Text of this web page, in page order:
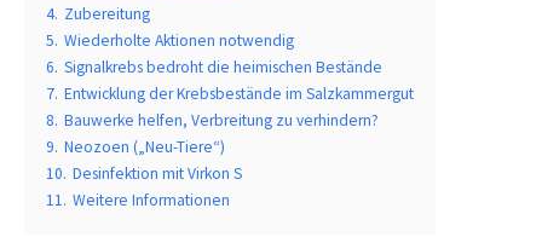
4. Zubereitung
5. Wiederholte Aktionen notwendig
6. Signalkrebs bedroht die heimischen Bestände
7. Entwicklung der Krebsbestände im Salzkammergut
8. Bauwerke helfen, Verbreitung zu verhindern?
9. Neozoen („Neu-Tiere“)
10. Desinfektion mit Virkon S
11. Weitere Informationen